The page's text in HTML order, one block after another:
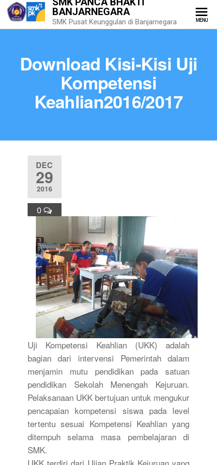
BANJARNEGARA
SMK Pusat Keunggulan di Banjarnegara MENU
Download Kisi-Kisi Uji
Kompetensi
Keahlian2016/2017
DEC
29
2016
0
Uji Kompetensi Keahlian (UKK) adalah
bagian dari intervensi Pemerintah dalam
menjamin mutu pendidikan pada satuan
pendidikan Sekolah Menengah Kejuruan.
Pelaksanaan UKK bertujuan untuk mengukur
pencapaian kompetensi siswa pada level
tertentu sesuai Kompetensi Keahlian yang
ditempuh selama masa pembelajaran di
SMK.